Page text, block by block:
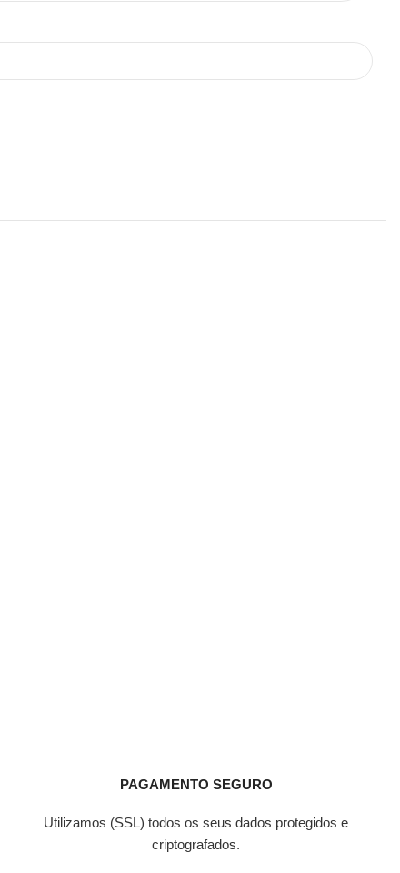
PAGAMENTO SEGURO
Utilizamos (SSL) todos os seus dados protegidos e
criptografados.